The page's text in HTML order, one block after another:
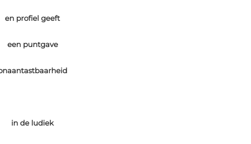
en profiel geeft
een puntgave
in de ludiek